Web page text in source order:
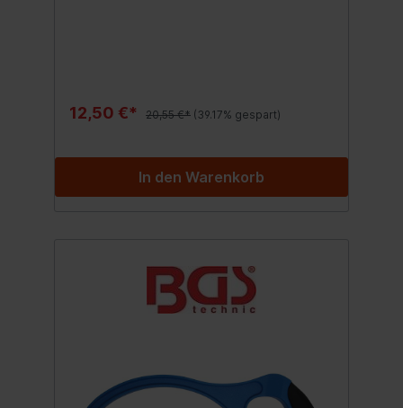
12,50 €* 20,55 €* (39.17% gespart)
In den Warenkorb